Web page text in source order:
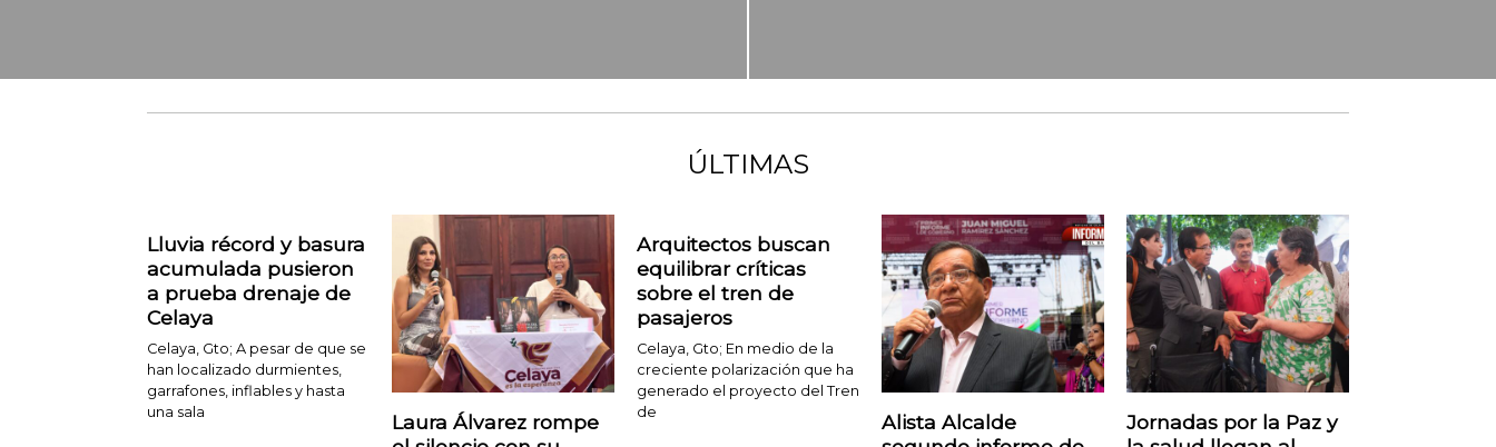
ÚLTIMAS
Lluvia récord y basura
acumulada pusieron
a prueba drenaje de
Celaya
Celaya, Gto; A pesar de que se
han localizado durmientes,
garrafones, inflables y hasta
una sala
Laura Álvarez rompe
Arquitectos buscan
equilibrar críticas
sobre el tren de
pasajeros
Celaya, Gto; En medio de la
creciente polarización que ha
generado el proyecto del Tren
de
Alista Alcalde
Jornadas por la Paz y